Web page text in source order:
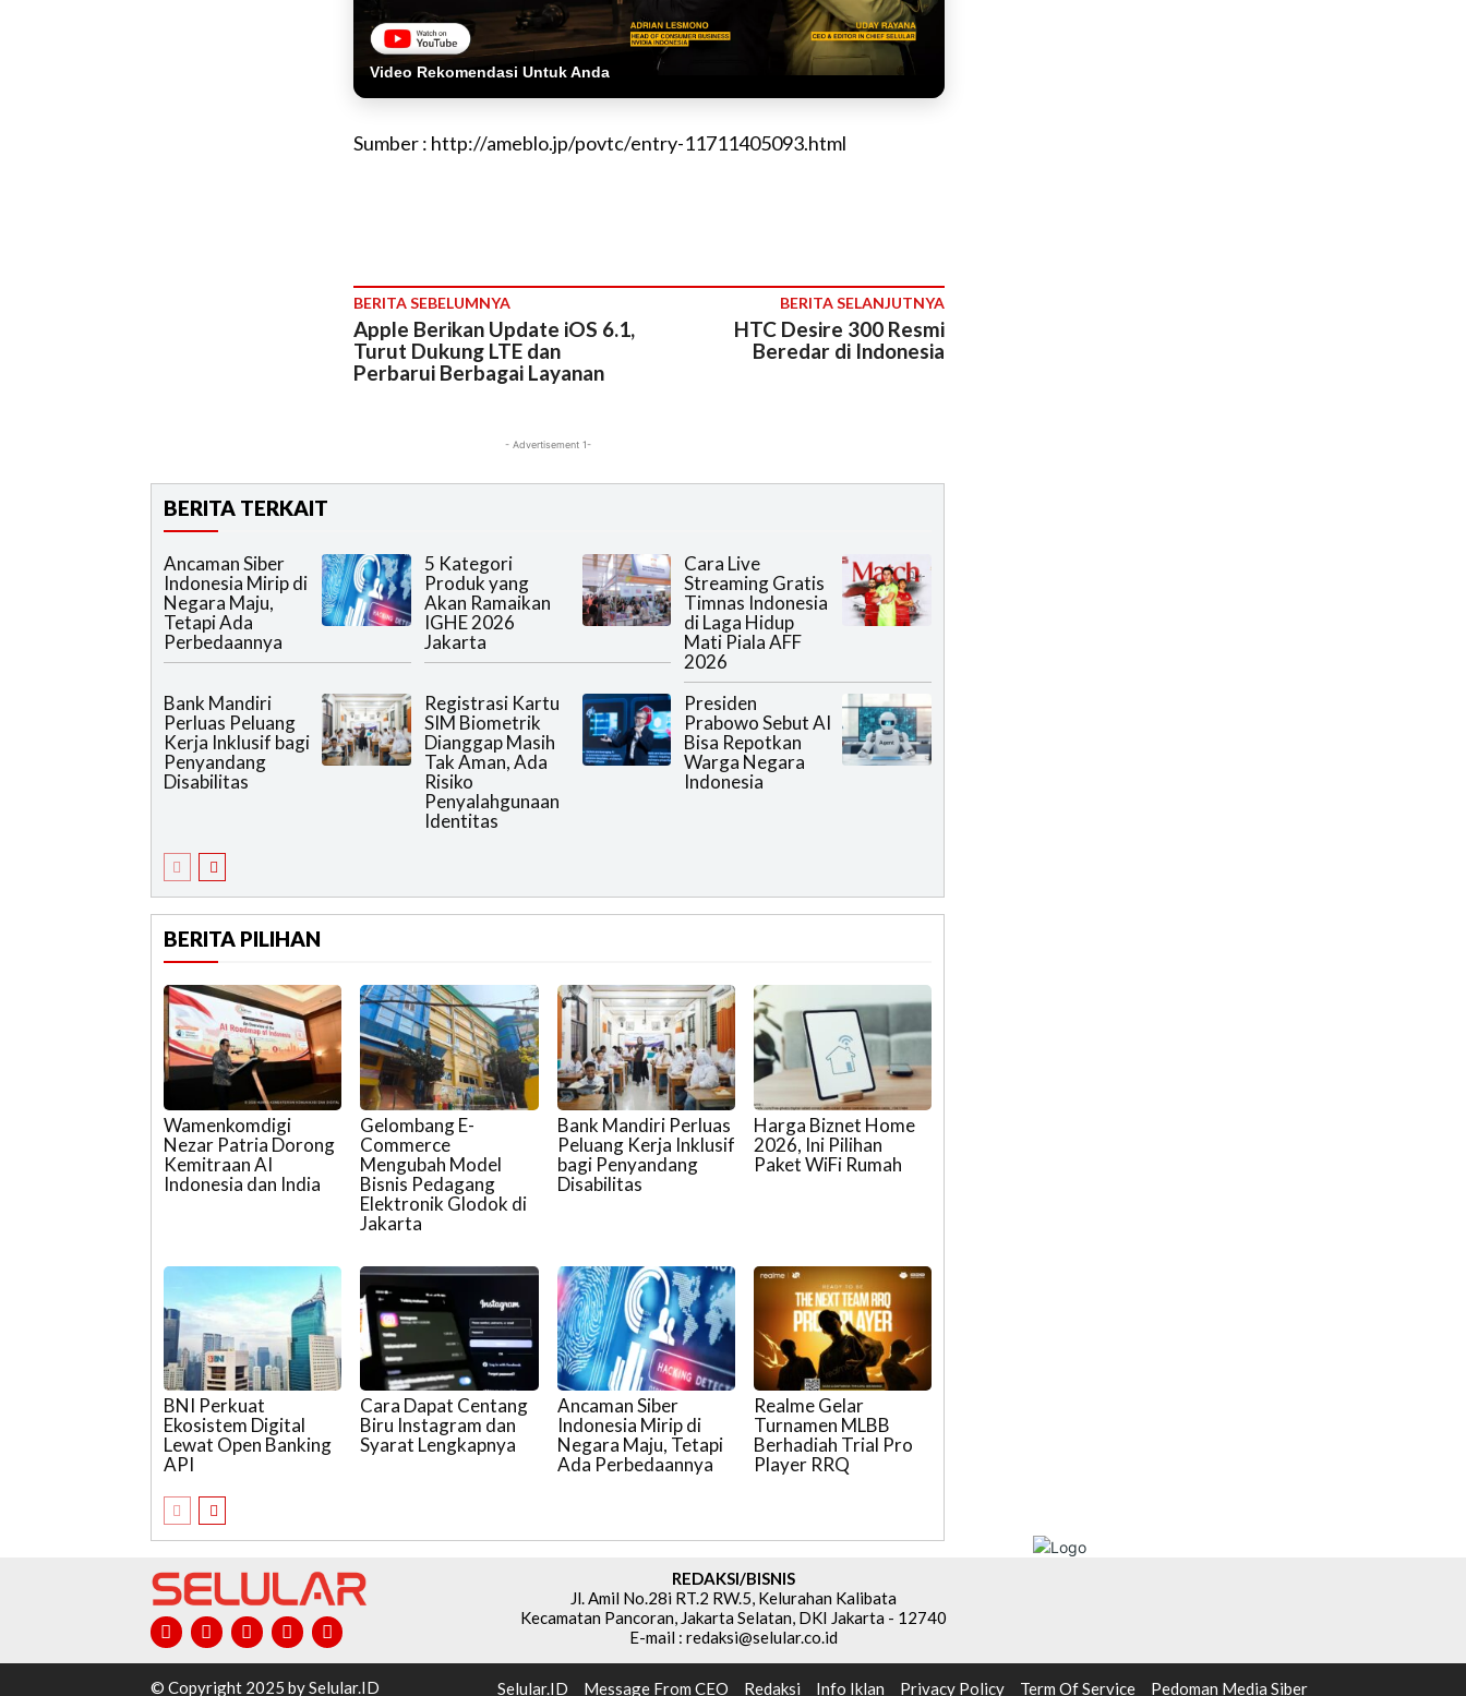
Video Rekomendasi Untuk Anda
Sumber : http://ameblo.jp/povtc/entry-11711405093.html
BERITA SEBELUMNYA
Apple Berikan Update iOS 6.1,
Turut Dukung LTE dan
Perbarui Berbagai Layanan
BERITA SELANJUTNYA
HTC Desire 300 Resmi
Beredar di Indonesia
- Advertisement 1-
BERITA TERKAIT
Ancaman Siber
Indonesia Mirip di
Negara Maju,
Tetapi Ada
Perbedaannya
5 Kategori
Produk yang
Akan Ramaikan
IGHE 2026
Jakarta
Cara Live
Streaming Gratis
Timnas Indonesia
di Laga Hidup
Mati Piala AFF
2026
Bank Mandiri
Perluas Peluang
Kerja Inklusif bagi
Penyandang
Disabilitas
Registrasi Kartu
SIM Biometrik
Dianggap Masih
Tak Aman, Ada
Risiko
Penyalahgunaan
Identitas
Presiden
Prabowo Sebut AI
Bisa Repotkan
Warga Negara
Indonesia
BERITA PILIHAN
Wamenkomdigi
Nezar Patria Dorong
Kemitraan AI
Indonesia dan India
Gelombang E-
Commerce
Mengubah Model
Bisnis Pedagang
Elektronik Glodok di
Jakarta
Bank Mandiri Perluas
Peluang Kerja Inklusif
bagi Penyandang
Disabilitas
Harga Biznet Home
2026, Ini Pilihan
Paket WiFi Rumah
BNI Perkuat
Ekosistem Digital
Lewat Open Banking
API
Cara Dapat Centang
Biru Instagram dan
Syarat Lengkapnya
Ancaman Siber
Indonesia Mirip di
Negara Maju, Tetapi
Ada Perbedaannya
Realme Gelar
Turnamen MLBB
Berhadiah Trial Pro
Player RRQ
REDAKSI/BISNIS
Jl. Amil No.28i RT.2 RW.5, Kelurahan Kalibata
Kecamatan Pancoran, Jakarta Selatan, DKI Jakarta - 12740
E-mail : redaksi@selular.co.id
© Copyright 2025 by Selular.ID Selular.ID Message From CEO Redaksi Info Iklan Privacy Policy Term Of Service Pedoman Media Siber